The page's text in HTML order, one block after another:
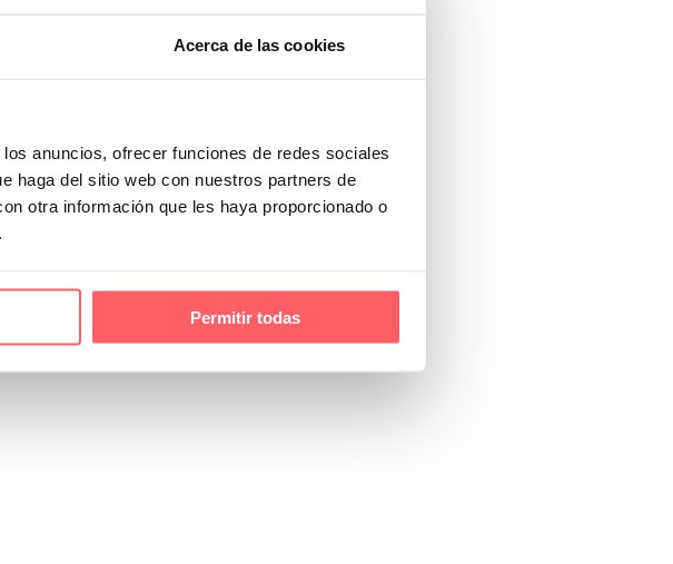
Acerca de las cookies
anuncios, ofrecer funciones de redes sociales
haga del sitio web con nuestros partners de
otra información que les haya proporcionado o
Permitir todas